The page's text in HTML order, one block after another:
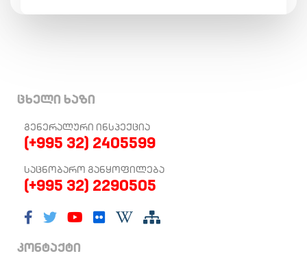
ცხელი ხაზი
ᲒᲔᲜᲔᲠᲐᲚᲣᲠᲘ ᲘᲜᲡᲞᲔᲥᲪᲘᲐ
(+995 32) 2405599
ᲡᲐᲪᲜᲝᲑᲐᲠᲝ ᲒᲐᲜᲧᲝᲤᲘᲚᲔᲑᲐ
(+995 32) 2290505
კონტაქტი